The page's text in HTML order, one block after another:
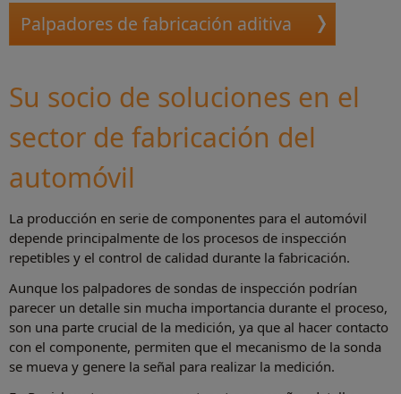
Palpadores de fabricación aditiva
Su socio de soluciones en el
sector de fabricación del
automóvil
La producción en serie de componentes para el automóvil
depende principalmente de los procesos de inspección
repetibles y el control de calidad durante la fabricación.
Aunque los palpadores de sondas de inspección podrían
parecer un detalle sin mucha importancia durante el proceso,
son una parte crucial de la medición, ya que al hacer contacto
con el componente, permiten que el mecanismo de la sonda
se mueva y genere la señal para realizar la medición.